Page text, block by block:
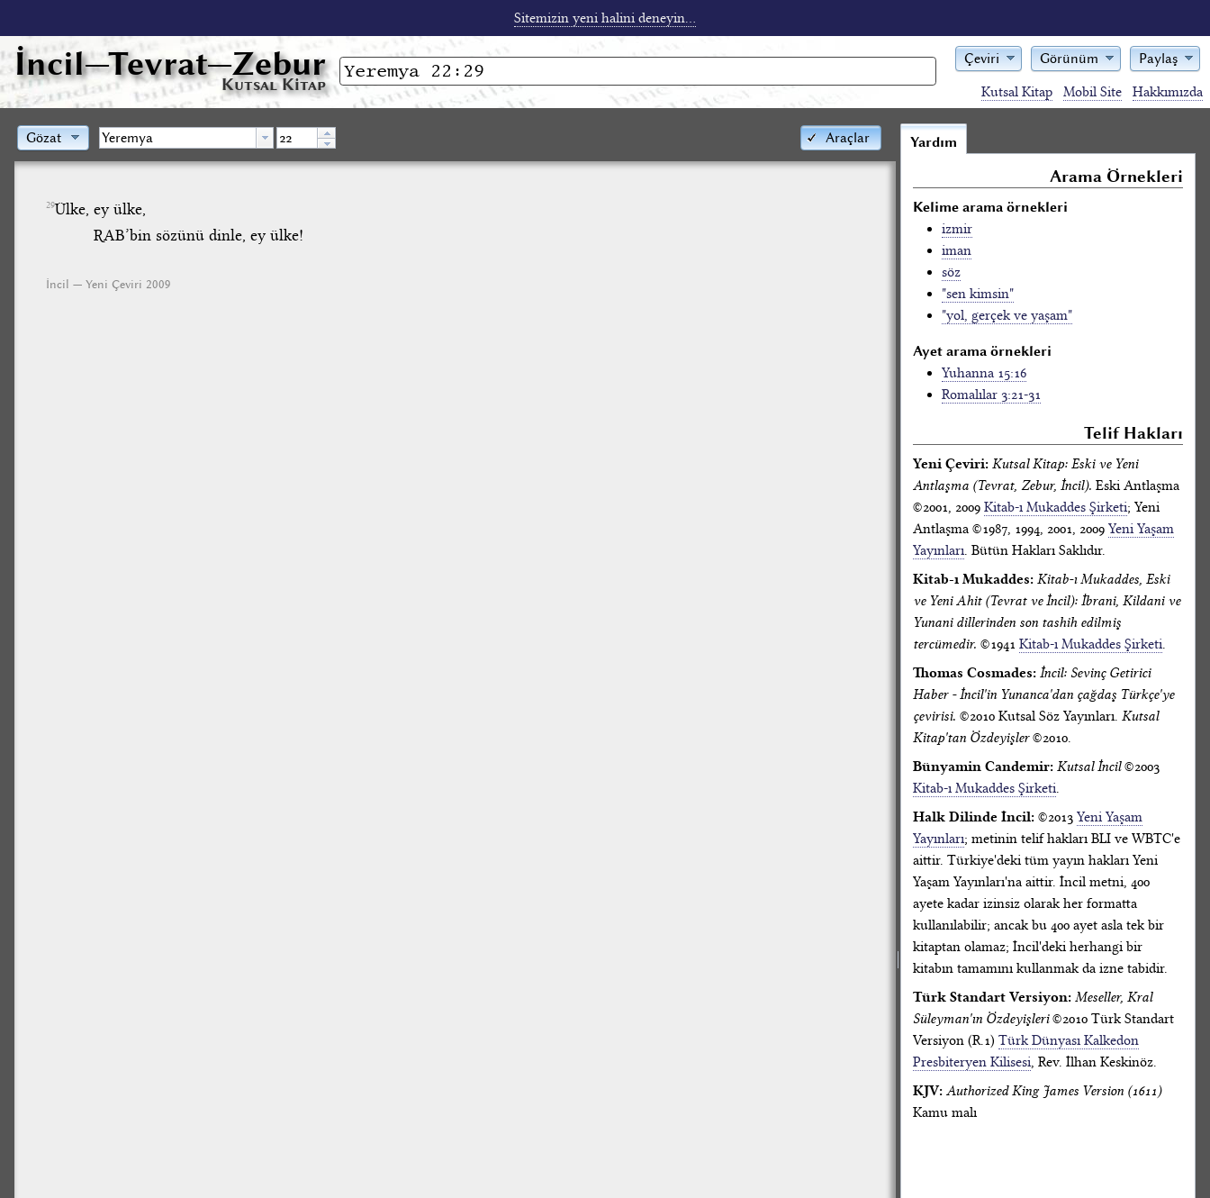
Sitemizin yeni halini deneyin...
İncil—Tevrat—Zebur
Kutsal Kitap
Çeviri Görünüm Paylaş
Kutsal Kitap Mobil Site Hakkımızda
Araçlar
Gözat
29Ülke, ey ülke,
RAB’bin sözünü dinle, ey ülke!
İncil — Yeni Çeviri 2009
Yardım
Arama Örnekleri
Kelime arama örnekleri
izmir
iman
söz
"sen kimsin"
"yol, gerçek ve yaşam"
Ayet arama örnekleri
Yuhanna 15:16
Romalılar 3:21-31
Telif Hakları
Yeni Çeviri: Kutsal Kitap: Eski ve Yeni
Antlaşma (Tevrat, Zebur, İncil). Eski Antlaşma
©2001, 2009 Kitab-ı Mukaddes Şirketi; Yeni
Antlaşma ©1987, 1994, 2001, 2009 Yeni Yaşam
Yayınları. Bütün Hakları Saklıdır.
Kitab-ı Mukaddes: Kitab-ı Mukaddes, Eski
ve Yeni Ahit (Tevrat ve İncil): İbrani, Kildani ve
Yunani dillerinden son tashih edilmiş
tercümedir. ©1941 Kitab-ı Mukaddes Şirketi.
Thomas Cosmades: İncil: Sevinç Getirici
Haber - İncil'in Yunanca'dan çağdaş Türkçe'ye
çevirisi. ©2010 Kutsal Söz Yayınları. Kutsal
Kitap'tan Özdeyişler©2010.
Bünyamin Candemir: Kutsal İncil©2003
Kitab-ı Mukaddes Şirketi.
Halk Dilinde İncil: ©2013 Yeni Yaşam
Yayınları; metinin telif hakları BLI ve WBTC'e
aittir. Türkiye'deki tüm yayın hakları Yeni
Yaşam Yayınları'na aittir. İncil metni, 400
ayete kadar izinsiz olarak her formatta
kullanılabilir; ancak bu 400 ayet asla tek bir
kitaptan olamaz; İncil'deki herhangi bir
kitabın tamamını kullanmak da izne tabidir.
Türk Standart Versiyon: Meseller, Kral
Süleyman'ın Özdeyişleri©2010 Türk Standart
Versiyon (R.1) Türk Dünyası Kalkedon
Presbiteryen Kilisesi, Rev. İlhan Keskinöz.
KJV: Authorized King James Version (1611)
Kamu malı